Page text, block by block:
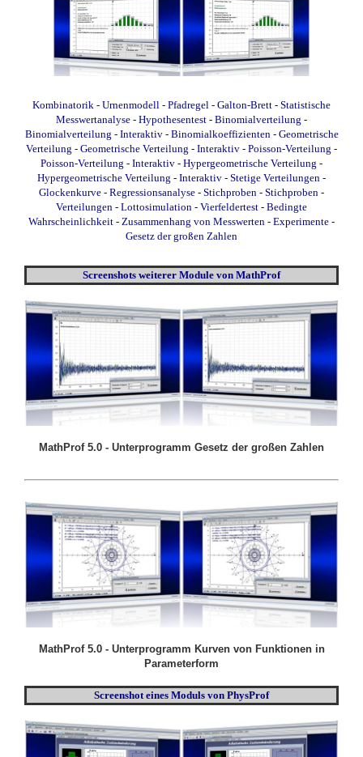
Kombinatorik - Urnenmodell - Pfadregel - Galton-Brett - Statistische
Messwertanalyse - Hypothesentest - Binomialverteilung -
Binomialverteilung - Interaktiv- Binomialkoeffizienten - Geometrische
Verteilung - Geometrische Verteilung - Interaktiv - Poisson-Verteilung -
Poisson-Verteilung - Interaktiv - Hypergeometrische Verteilung -
Hypergeometrische Verteilung - Interaktiv - Stetige Verteilungen -
Glockenkurve - Regressionsanalyse - Stichproben - Stichproben -
Verteilungen - Lottosimulation - Vierfeldertest - Bedingte
Wahrscheinlichkeit - Zusammenhang von Messwerten - Experimente -
Gesetz der großen Zahlen
Screenshots weiterer Module von MathProf
MathProf 5.0 - Unterprogramm Gesetz der großen Zahlen
MathProf 5.0 - Unterprogramm Kurven von Funktionen in
Parameterform
Screenshot eines Moduls von PhysProf